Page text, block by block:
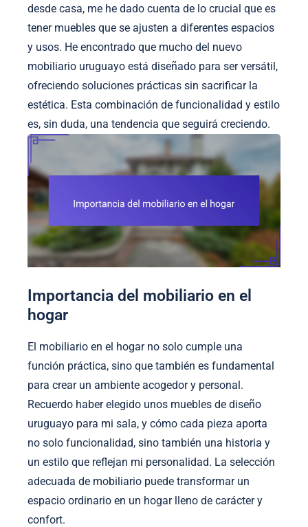
desde casa, me he dado cuenta de lo crucial que es
tener muebles que se ajusten a diferentes espacios
y usos. He encontrado que mucho del nuevo
mobiliario uruguayo está diseñado para ser versátil,
ofreciendo soluciones prácticas sin sacrificar la
estética. Esta combinación de funcionalidad y estilo
es, sin duda, una tendencia que seguirá creciendo.
Importancia del mobiliario en el
hogar
El mobiliario en el hogar no solo cumple una
función práctica, sino que también es fundamental
para crear un ambiente acogedor y personal.
Recuerdo haber elegido unos muebles de diseño
uruguayo para mi sala, y cómo cada pieza aporta
no solo funcionalidad, sino también una historia y
un estilo que reflejan mi personalidad. La selección
adecuada de mobiliario puede transformar un
espacio ordinario en un hogar lleno de carácter y
confort.